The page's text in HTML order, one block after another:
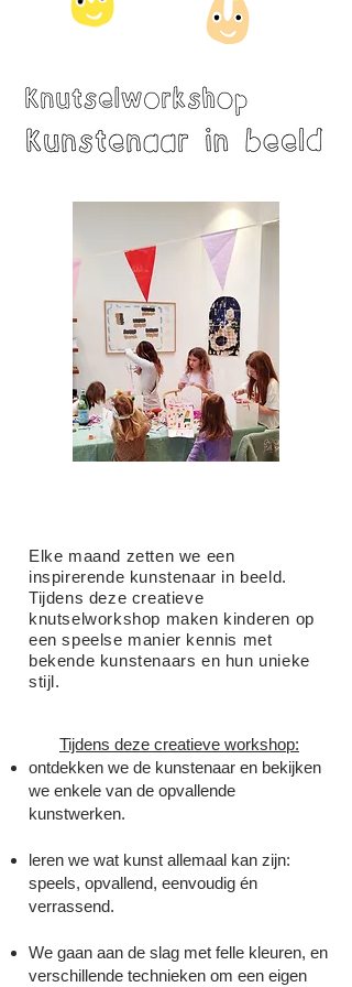
Elke maand zetten we een
inspirerende kunstenaar in beeld.
Tijdens deze creatieve
knutselworkshop maken kinderen op
een speelse manier kennis met
bekende kunstenaars en hun unieke
stijl.
Tijdens deze creatieve workshop:
ontdekken we de kunstenaar en bekijken
we enkele van de opvallende
kunstwerken.
leren we wat kunst allemaal kan zijn:
speels, opvallend, eenvoudig én
verrassend.
We gaan aan de slag met felle kleuren, en
verschillende technieken om een eigen